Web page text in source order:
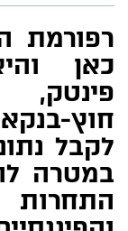
רפורמת
כאן
חוץ-
לקבל
במטרה